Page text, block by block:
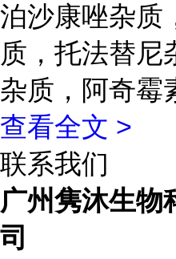
泊沙康唑杂质
质，托法替尼
杂质，阿奇霉
查看全文 >
联系我们
广州隽沐生物
司